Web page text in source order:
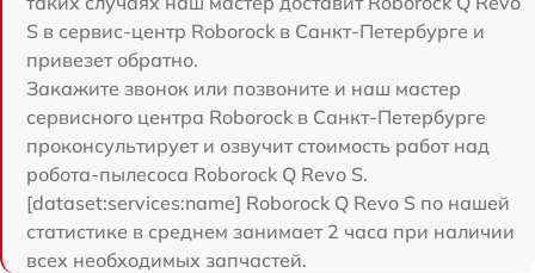
S в сервис-центр Roborock в Санкт-Петербурге и
привезет обратно.
Закажите звонок или позвоните и наш мастер
сервисного центра Roborock в Санкт-Петербурге
проконсультирует и озвучит стоимость работ над
робота-пылесоса Roborock Q Revo S.
[dataset:services:name] Roborock Q Revo S по нашей
статистике в среднем занимает 2 часа при наличии
всех необходимых запчастей.